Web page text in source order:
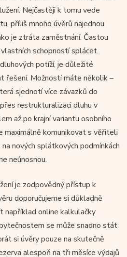
Nejčastěji k tomu vede
příliš mnoho úvěrů najednou
je ztráta zaměstnání. Častou
schopností splácet.
potíží, je důležité
řešení. Možností máte několik –
sjednotí více závazků do
restrukturalizaci dluhu v
až po krajní variantu osobního
maximálně komunikovat s věřiteli
nových splátkových podmínkách
neúnosnou.
je zodpovědný přístup k
doporučujeme si důkladně
například online kalkulačky
se může snadno stát
si úvěry pouze na skutečně
alespoň na tři měsíce výdajů